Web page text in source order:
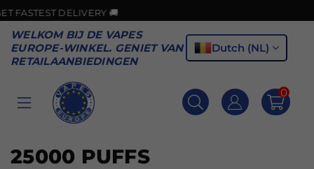
🚚
WELKOM BIJ DE VAPES
EUROPE-WINKEL. GENIET VAN
RETAILAANBIEDINGEN
Dutch (NL)
VAPES
0
25000 PUFFS